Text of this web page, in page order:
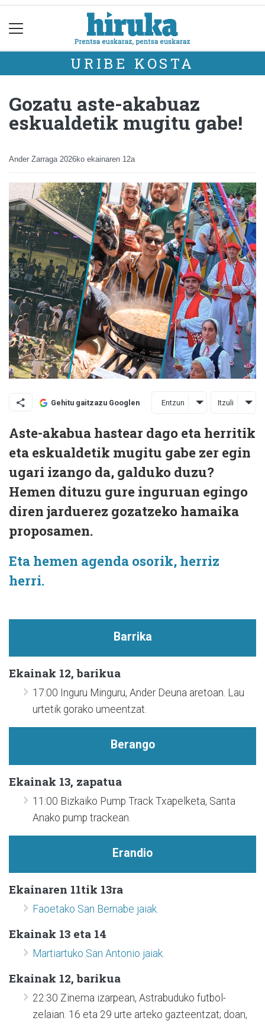
URIBE KOSTA
Gozatu aste-akabuaz
eskualdetik mugitu gabe!
Ander Zarraga 2026ko ekainaren 12a
Gehitu gaitzazu Googlen Entzun Itzuli
Aste-akabua hastear dago eta herritik
eta eskualdetik mugitu gabe zer egin
ugari izango da, galduko duzu?
Hemen dituzu gure inguruan egingo
diren jarduerez gozatzeko hamaika
proposamen.
Eta hemen agenda osorik, herriz
herri.
Barrika
Ekainak 12, barikua
17:00 Inguru Minguru, Ander Deuna aretoan. Lau
urtetik gorako umeentzat.
Berango
Ekainak 13, zapatua
11:00 Bizkaiko Pump Track Txapelketa, Santa
Anako pump trackean.
Erandio
Ekainaren 11tik 13ra
Faoetako San Bernabe jaiak.
Ekainak 13 eta 14
Martiartuko San Antonio jaiak.
Ekainak 12, barikua
22:30 Zinema izarpean, Astrabuduko futbol-
zelaian. 16 eta 29 urte arteko gazteentzat; doan,